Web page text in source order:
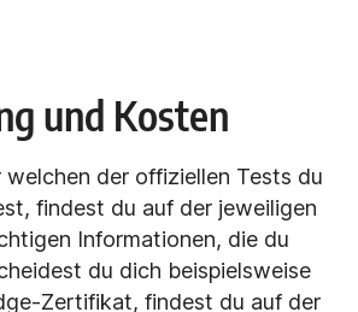
und Kosten
welchen der offiziellen Tests du
findest du auf der jeweiligen
Informationen, die du
du dich beispielsweise
Zertifikat, findest du auf der